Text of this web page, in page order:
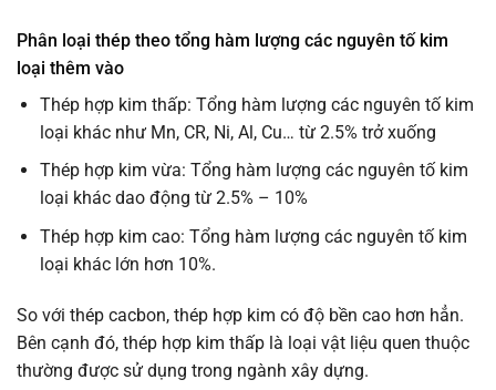
Phân loại thép theo tổng hàm lượng các nguyên tố kim
loại thêm vào
Thép hợp kim thấp: Tổng hàm lượng các nguyên tố kim
loại khác như Mn, CR, Ni, Al, Cu… từ 2.5% trở xuống
Thép hợp kim vừa: Tổng hàm lượng các nguyên tố kim
loại khác dao động từ 2.5% – 10%
Thép hợp kim cao: Tổng hàm lượng các nguyên tố kim
loại khác lớn hơn 10%.
So với thép cacbon, thép hợp kim có độ bền cao hơn hẳn.
Bên cạnh đó, thép hợp kim thấp là loại vật liệu quen thuộc
thường được sử dụng trong ngành xây dựng.